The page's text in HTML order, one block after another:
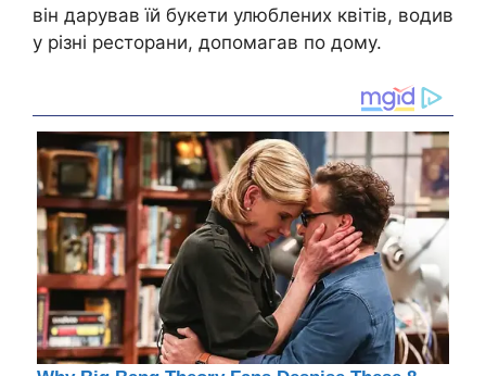
він дарував їй букети улюблених квітів, водив
у різні ресторани, допомагав по дому.